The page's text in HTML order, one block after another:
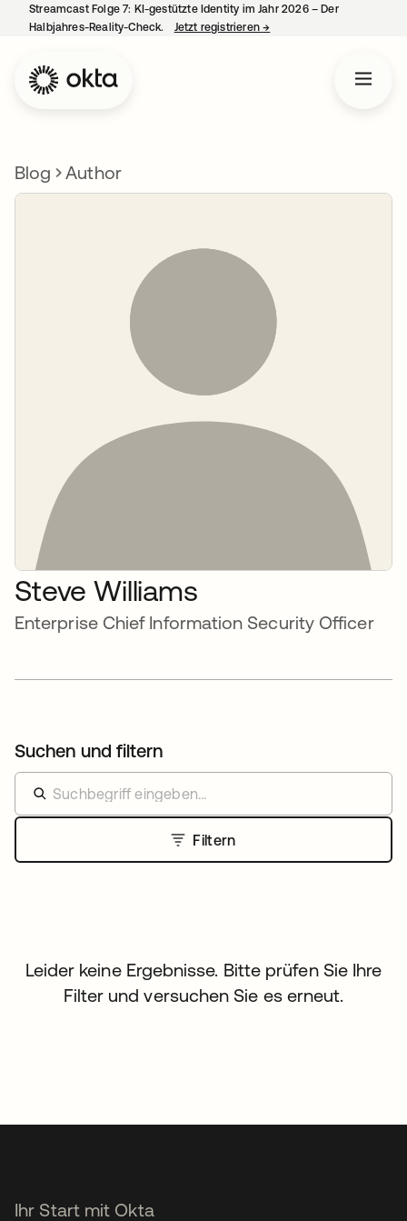
Streamcast Folge 7: KI-gestützte Identity im Jahr 2026 – Der
Halbjahres-Reality-Check.
Jetzt registrieren→
Blog Author
Steve Williams
Enterprise Chief Information Security Officer
Suchen und filtern
Filtern
Leider keine Ergebnisse. Bitte prüfen Sie Ihre
Filter und versuchen Sie es erneut.
Ihr Start mit Okta